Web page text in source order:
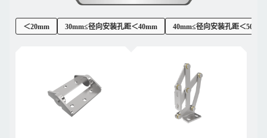
＜20mm 30mm≤径向安装孔距＜40mm 40mm≤径向安装孔距＜50mm